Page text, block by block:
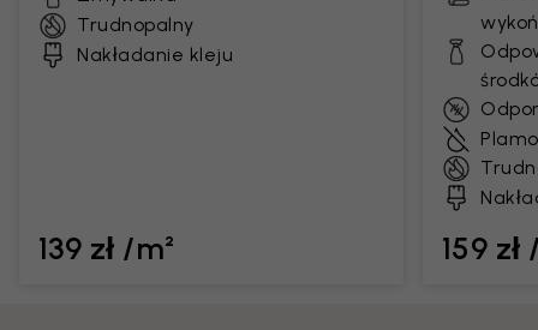
Trudnopalny
Nakładanie kleju
139 zł /m² 159 zł